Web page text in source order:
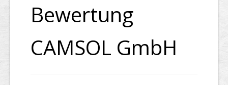
Vorteile
Bewertung
CAMSOL GmbH